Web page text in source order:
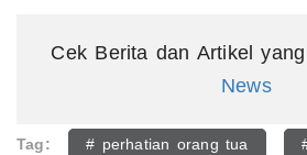
Cek Berita dan Artikel
News
Tag: # perhatian orang tua